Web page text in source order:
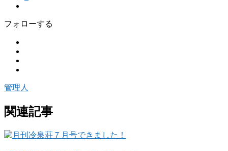
フォローする
管理人
関連記事